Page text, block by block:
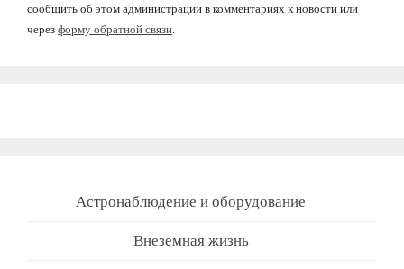
сообщить об этом администрации в комментариях к новости или
через форму обратной связи
Астронаблюдение и оборудование
Внеземная жизнь